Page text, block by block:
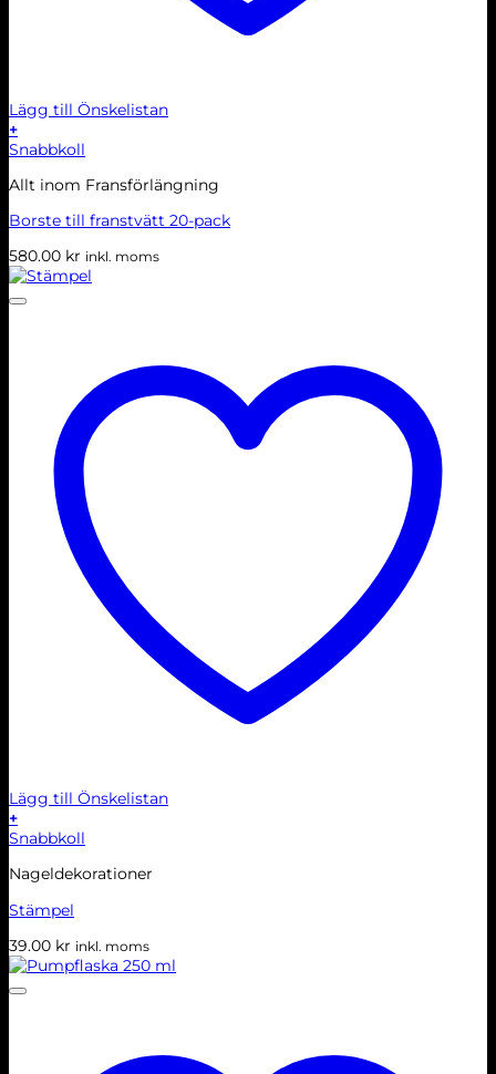
Lägg till Önskelistan
+
Snabbkoll
Allt inom Fransförlängning
Borste till franstvätt 20-pack
580.00 kr inkl. moms
Lägg till Önskelistan
+
Snabbkoll
Nageldekorationer
Stämpel
39.00 kr inkl. moms